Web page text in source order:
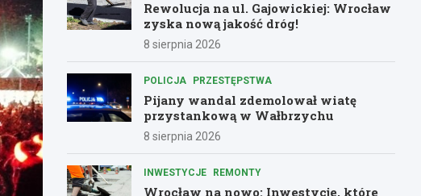
Rewolucja na ul. Gajowickiej: Wrocław
zyska nową jakość dróg!
8 sierpnia 2026
POLICJA PRZESTĘPSTWA
Pijany wandal zdemolował wiatę
przystankową w Wałbrzychu
8 sierpnia 2026
INWESTYCJE REMONTY
Wrocław na nowo: Inwestycje, które